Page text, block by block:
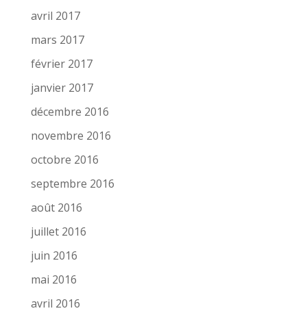
avril 2017
mars 2017
février 2017
janvier 2017
décembre 2016
novembre 2016
octobre 2016
septembre 2016
août 2016
juillet 2016
juin 2016
mai 2016
avril 2016